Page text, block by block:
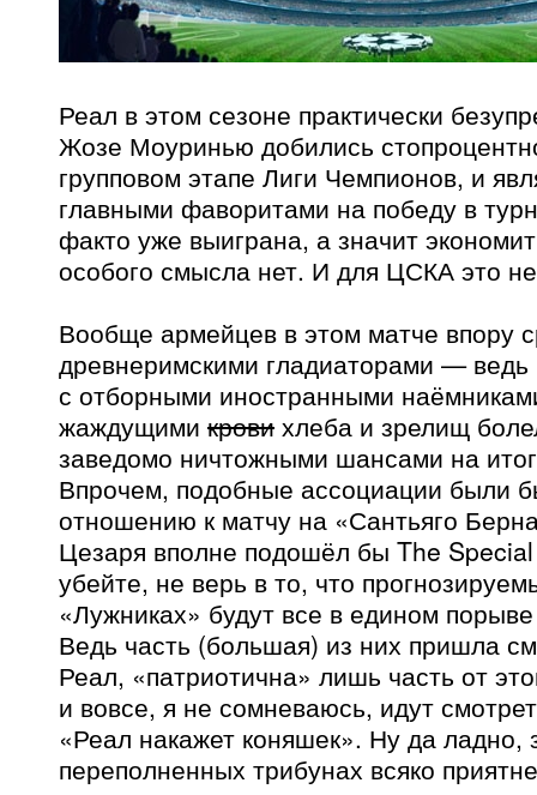
Реал в этом сезоне практически
Жозе Моуринью добились
групповом этапе Лиги Чемпионов, и
главными фаворитами на победу в
факто уже выиграна, а значит
особого смысла нет. И для ЦСКА это
Вообще армейцев в этом матче впору
древнеримскими гладиаторами — ведь
с отборными иностранными
жаждущими крови хлеба и зрелищ
заведомо ничтожными шансами на
Впрочем, подобные ассоциации были
отношению к матчу на «Сантьяго
Цезаря вполне подошёл бы The
убейте, не верь в то, что
«Лужниках» будут все в едином
Ведь часть (большая) из них пришла
Реал, «патриотична» лишь часть от
и вовсе, я не сомневаюсь, идут
«Реал накажет коняшек». Ну да ладно,
переполненных трибунах всяко